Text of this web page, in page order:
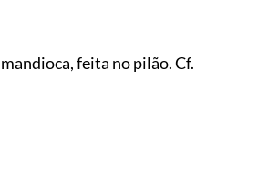
feita no pilão. Cf.